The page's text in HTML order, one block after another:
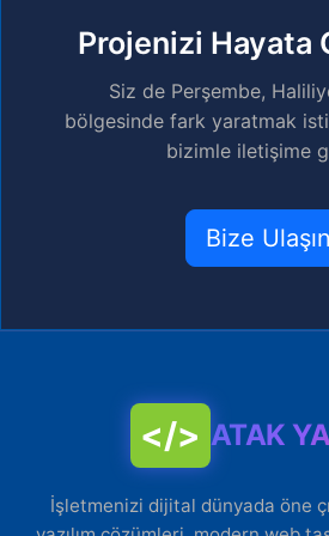
Projenizi Hayata
Siz de Perşembe,
bölgesinde fark yaratmak
bizimle iletişime
Bize Ulaşın
</> ATAK
İşletmenizi dijital dünyada öne